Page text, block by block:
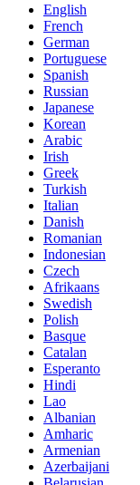
English
French
German
Portuguese
Spanish
Russian
Japanese
Korean
Arabic
Irish
Greek
Turkish
Italian
Danish
Romanian
Indonesian
Czech
Afrikaans
Swedish
Polish
Basque
Catalan
Esperanto
Hindi
Lao
Albanian
Amharic
Armenian
Azerbaijani